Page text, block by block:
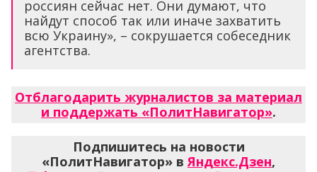
россиян сейчас нет. Они думают, что
найдут способ так или иначе захватить
всю Украину», – сокрушается собеседник
агентства.
Отблагодарить журналистов за материал
и поддержать «ПолитНавигатор».
Подпишитесь на новости
«ПолитНавигатор» вЯндекс.Дзен,